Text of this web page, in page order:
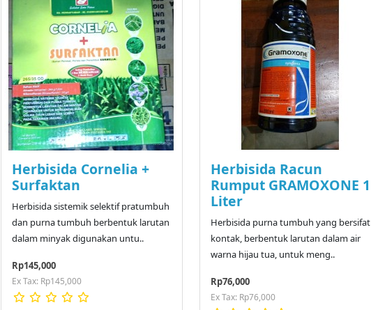
Herbisida Cornelia +
Surfaktan
Herbisida sistemik selektif pratumbuh
dan purna tumbuh berbentuk larutan
dalam minyak digunakan untu..
Rp145,000
Ex Tax: Rp145,000
Herbisida Racun
Rumput GRAMOXONE 1
Liter
Herbisida purna tumbuh yang bersifat
kontak, berbentuk larutan dalam air
warna hijau tua, untuk meng..
Rp76,000
Ex Tax: Rp76,000